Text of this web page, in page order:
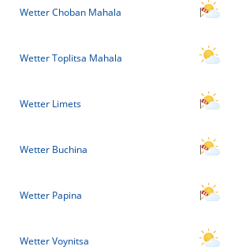
Wetter Choban Mahala
Wetter Toplitsa Mahala
Wetter Limets
Wetter Buchina
Wetter Papina
Wetter Voynitsa